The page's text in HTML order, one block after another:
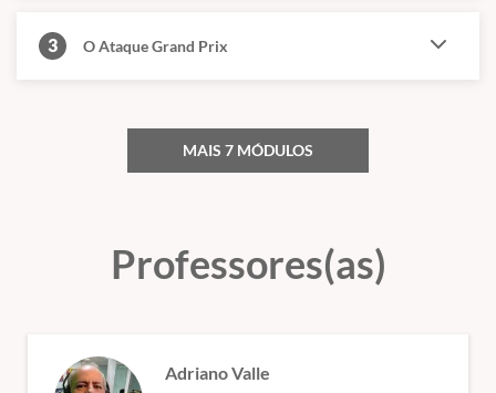
3 O Ataque Grand Prix
MAIS 7 MÓDULOS
Professores(as)
Adriano Valle